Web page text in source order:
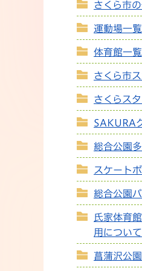
さくら市
運動場一覧
体育館一覧
さくら市
さくらス
SAKURA
総合公園
スケート
総合公園
氏家体育
用について
菖蒲沢公